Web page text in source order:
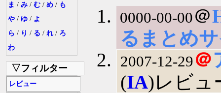
ま / み / む / め / も
や / ゆ / よ
ら / り / る / れ / ろ
わ
▽フィルター
レビュー
0000-00-00＠
るまとめ
2007-12-29＠
(IA)レビュ